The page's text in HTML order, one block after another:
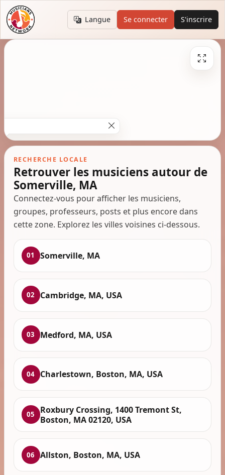
Langue Se connecter S'inscrire
RECHERCHE LOCALE
Retrouver les musiciens autour de
Somerville, MA
Connectez-vous pour afficher les musiciens,
groupes, professeurs, posts et plus encore dans
cette zone. Explorez les villes voisines ci-dessous.
01 Somerville, MA
02 Cambridge, MA, USA
03 Medford, MA, USA
04 Charlestown, Boston, MA, USA
05
Roxbury Crossing, 1400 Tremont St,
Boston, MA 02120, USA
06 Allston, Boston, MA, USA